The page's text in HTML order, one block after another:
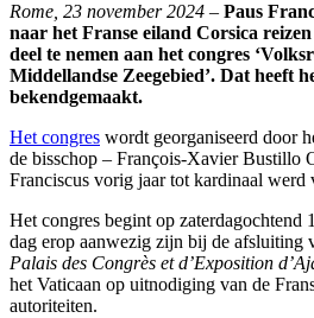
Rome, 23 november 2024 – Paus
naar het Franse eiland Corsica
deel te nemen aan het congres
Middellandse Zeegebied’. Dat heeft
bekendgemaakt.
Het congres wordt georganiseerd door
de bisschop – François-Xavier Bustillo
Franciscus vorig jaar tot kardinaal werd
Het congres begint op zaterdagochtend
dag erop aanwezig zijn bij de afsluiting
Palais des Congrès et d’Exposition
het Vaticaan op uitnodiging van de
autoriteiten.